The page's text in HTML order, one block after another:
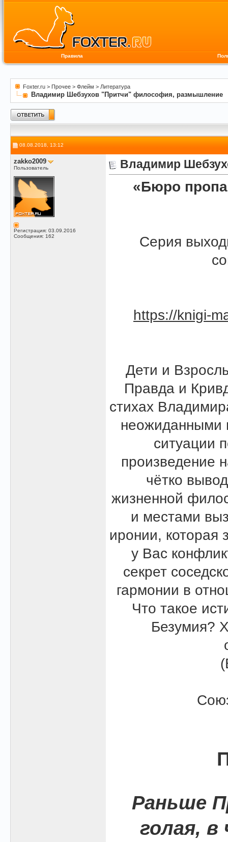
Правила
Foxter.ru > Прочее > Флейм > Литература
Владимир Шебзухов "Притчи" философия, размышление
08.08.2018, 13:12
zakko2009
Пользователь
Регистрация: 03.09.2016
Сообщения: 162
Владимир
«Бюро
Серия
https://knigi-
Дети и
Правда и
стихах
неожиданными
ситуации
произведение
чётко
жизненной
и местами
иронии, которая
у Вас
секрет
гармонии в
Что такое
Безумия?
Раньше
голая,